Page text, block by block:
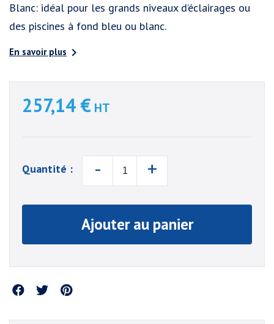
Blanc: idéal pour les grands niveaux d’éclairages ou
des piscines à fond bleu ou blanc.
En savoir plus 
257,14 € HT
Quantité : - +
Ajouter au panier
Partager